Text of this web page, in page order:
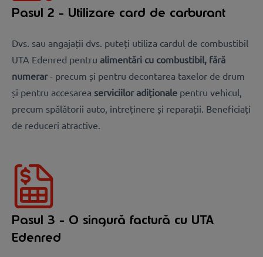
Pasul 2 - Utilizare card de carburant
Dvs. sau angajații dvs. puteți utiliza cardul de combustibil
UTA Edenred pentru alimentări cu combustibil, fără
numerar- precum și pentru decontarea taxelor de drum
și pentru accesarea serviciilor adiționale pentru vehicul,
precum spălătorii auto, întreținere și reparații. Beneficiați
de reduceri atractive.
Pasul 3 - O singură factură cu UTA
Edenred